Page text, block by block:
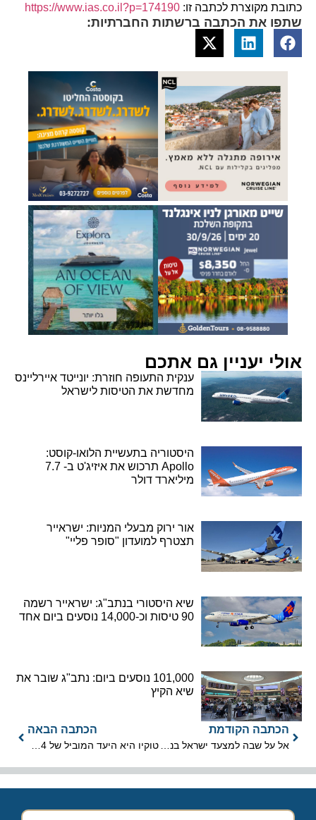
כתובת מקוצרת לכתבה זו: https://www.ias.co.il?p=174190
שתפו את הכתבה ברשתות החברתיות:
אולי יעניין גם אתכם
ענקית התעופה חוזרת: יונייטד איירליינס
מחדשת את הטיסות לישראל
היסטוריה בתעשיית הלואו-קוסט:
Apollo תרכוש את איזיג'ט ב- 7.7
מיליארד דולר
אור ירוק מבעלי המניות: ישראייר
תצטרף למועדון "סופר פליי"
שיא היסטורי בנתב"ג: ישראייר רשמה
90 טיסות וכ-14,000 נוסעים ביום אחד
101,000 נוסעים ביום: נתב"ג שובר את
שיא הקיץ
הכתבה הקודמת
אל על שבה למצעד ישראל בניו יורק לאחר הפסקה ממושכת
הכתבה הבאה
טוקיו היא היעד המוביל של 2024 – תל אביב מזנקת בדירוג הקולינרי